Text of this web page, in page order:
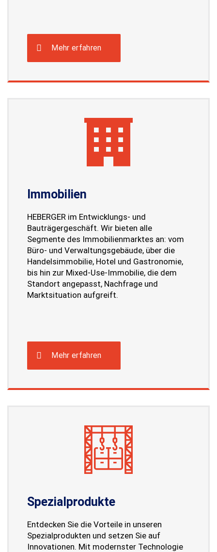
Mehr erfahren
Immobilien
HEBERGER im Entwicklungs- und
Bauträgergeschäft. Wir bieten alle
Segmente des Immobilienmarktes an: vom
Büro- und Verwaltungsgebäude, über die
Handelsimmobilie, Hotel und Gastronomie,
bis hin zur Mixed-Use-Immobilie, die dem
Standort angepasst, Nachfrage und
Marktsituation aufgreift.
Mehr erfahren
Spezialprodukte
Entdecken Sie die Vorteile in unseren
Spezialprodukten und setzen Sie auf
Innovationen. Mit modernster Technologie